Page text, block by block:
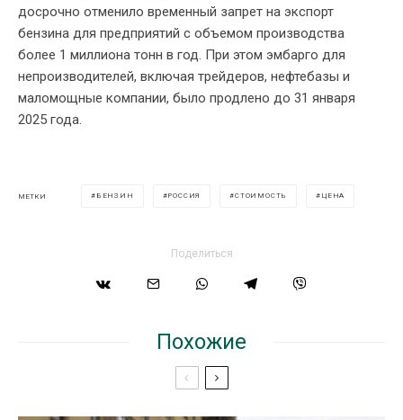
досрочно отменило временный запрет на экспорт
бензина для предприятий с объемом производства
более 1 миллиона тонн в год. При этом эмбарго для
непроизводителей, включая трейдеров, нефтебазы и
маломощные компании, было продлено до 31 января
2025 года.
МЕТКИ БЕНЗИН РОССИЯ СТОИМОСТЬ ЦЕНА
Поделиться
Похожие